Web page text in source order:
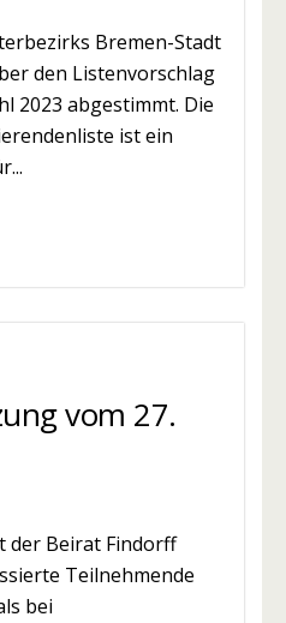
Bremen-Stadt
den Listenvorschlag
2023 abgestimmt. Die
ist ein
vom 27.
der Beirat Findorff
Teilnehmende
bei